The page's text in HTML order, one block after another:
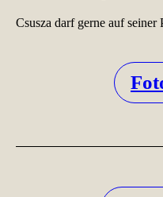
Csusza darf gerne auf seiner